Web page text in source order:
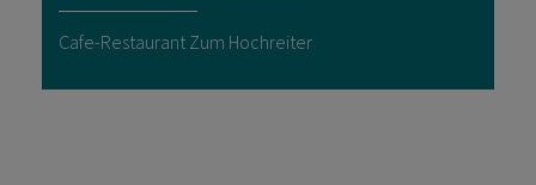
Cafe-Restaurant Zum Hochreiter